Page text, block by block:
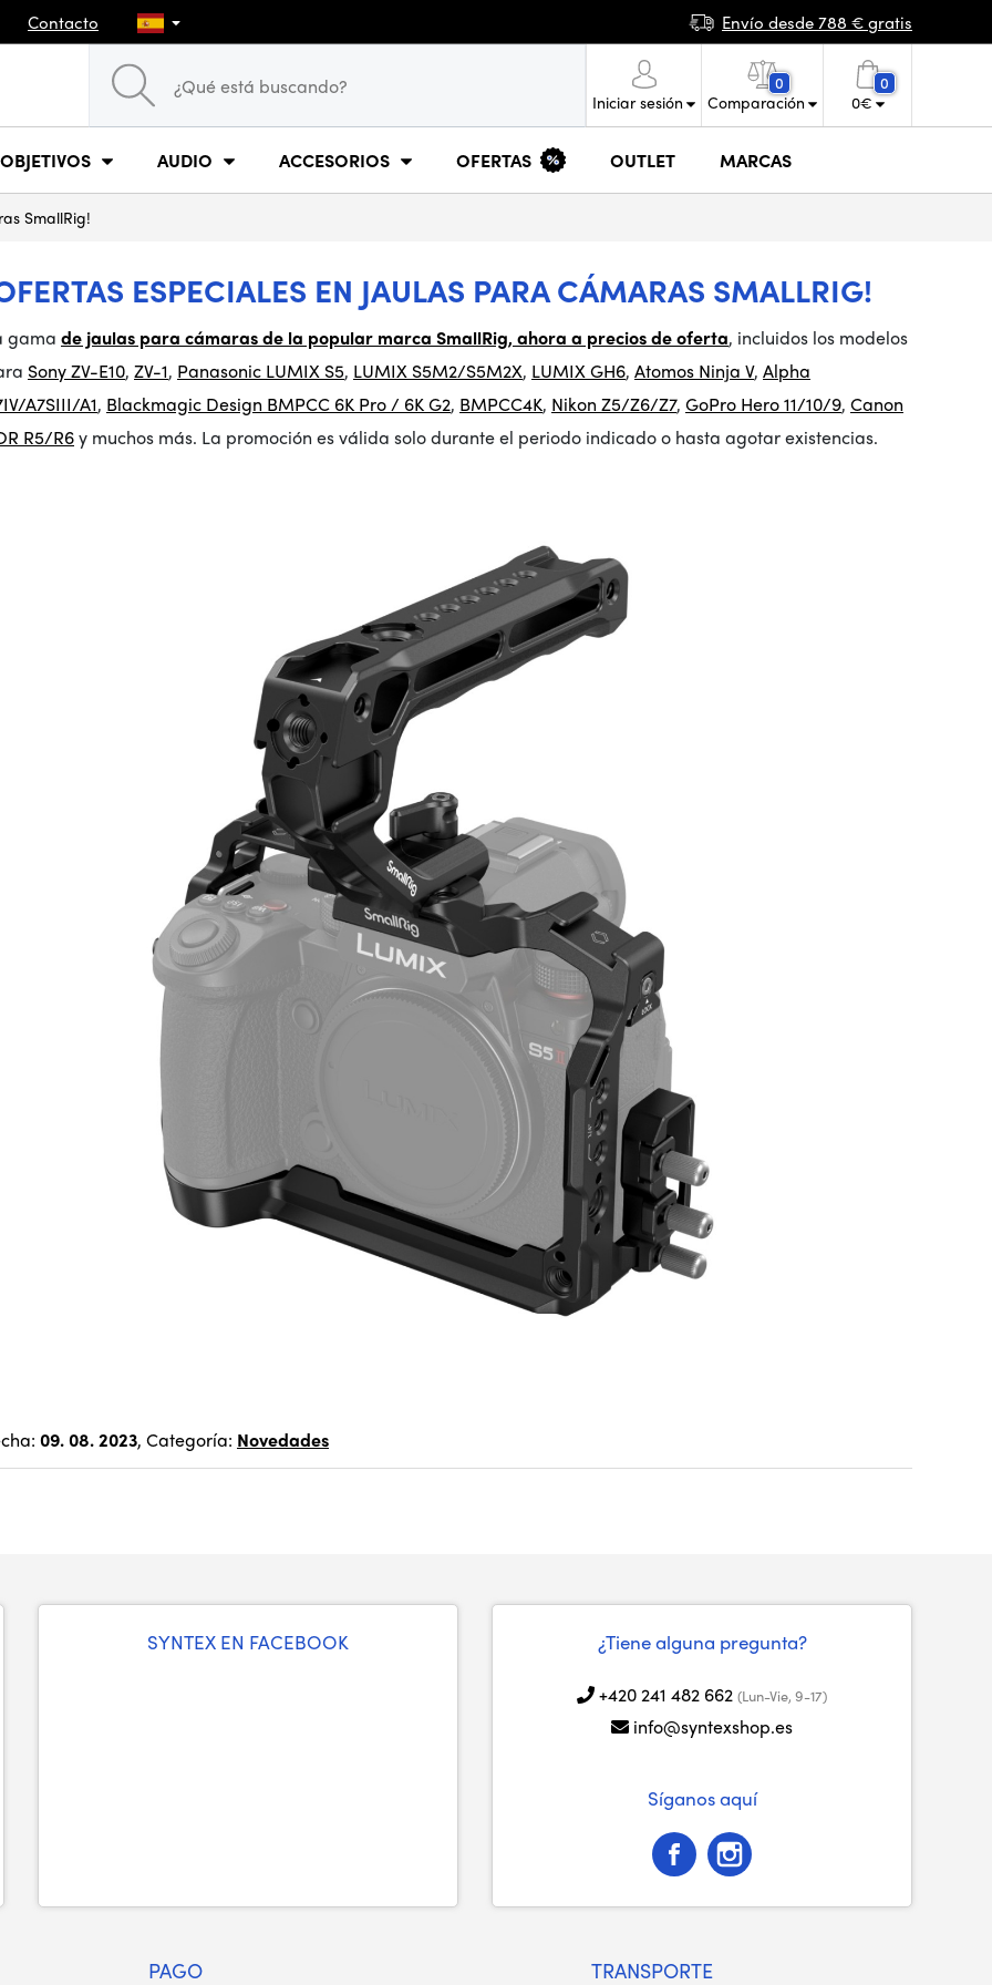
Contacto Envío desde 788 € gratis
Iniciar sesión
0
Comparación
0
0€
OBJETIVOS AUDIO ACCESORIOS OFERTAS OUTLET MARCAS
SmallRig!
ESPECIALES EN JAULAS PARA CÁMARAS SMALLRIG!
gama de jaulas para cámaras de la popular marca SmallRig, ahora a precios de oferta, incluidos los modelos
Sony ZV-E10, ZV-1, Panasonic LUMIX S5, LUMIX S5M2/S5M2X, LUMIX GH6, Atomos Ninja V, Alpha
A7SIII/A1, Blackmagic Design BMPCC 6K Pro / 6K G2, BMPCC4K, Nikon Z5/Z6/Z7, GoPro Hero 11/10/9, Canon
R5/R6y muchos más. La promoción es válida solo durante el periodo indicado o hasta agotar existencias.
09. 08. 2023, Categoría: Novedades
SYNTEX EN FACEBOOK ¿Tiene alguna pregunta?
+420 241 482 662 (Lun-Vie, 9-17)
info@syntexshop.es
Síganos aquí
PAGO TRANSPORTE